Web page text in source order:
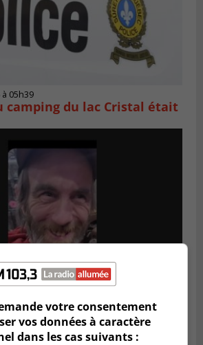
05h39
camping du lac Cristal était
à 09h42
appel à la population pour
disparu
votre consentement
vos données à caractère
dans les cas suivants :